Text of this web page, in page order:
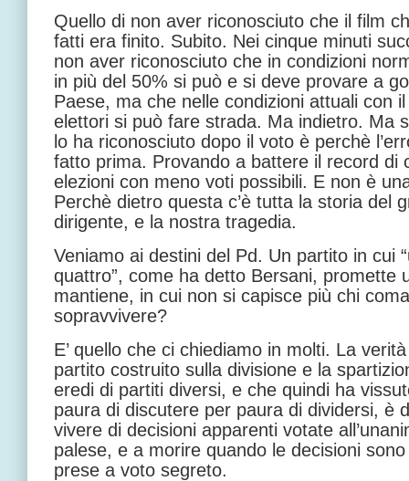
Quello di non aver riconosciuto che il film
fatti era finito. Subito. Nei cinque minuti
non aver riconosciuto che in condizioni
in più del 50% si può e si deve provare a
Paese, ma che nelle condizioni attuali con
elettori si può fare strada. Ma indietro. Ma
lo ha riconosciuto dopo il voto è perchè
fatto prima. Provando a battere il record di
elezioni con meno voti possibili. E non è
Perchè dietro questa c’è tutta la storia del
dirigente, e la nostra tragedia.
Veniamo ai destini del Pd. Un partito in cui
quattro”, come ha detto Bersani, promette
mantiene, in cui non si capisce più chi
sopravvivere?
E’ quello che ci chiediamo in molti. La
partito costruito sulla divisione e la
eredi di partiti diversi, e che quindi ha
paura di discutere per paura di dividersi, è
vivere di decisioni apparenti votate
palese, e a morire quando le decisioni
prese a voto segreto.